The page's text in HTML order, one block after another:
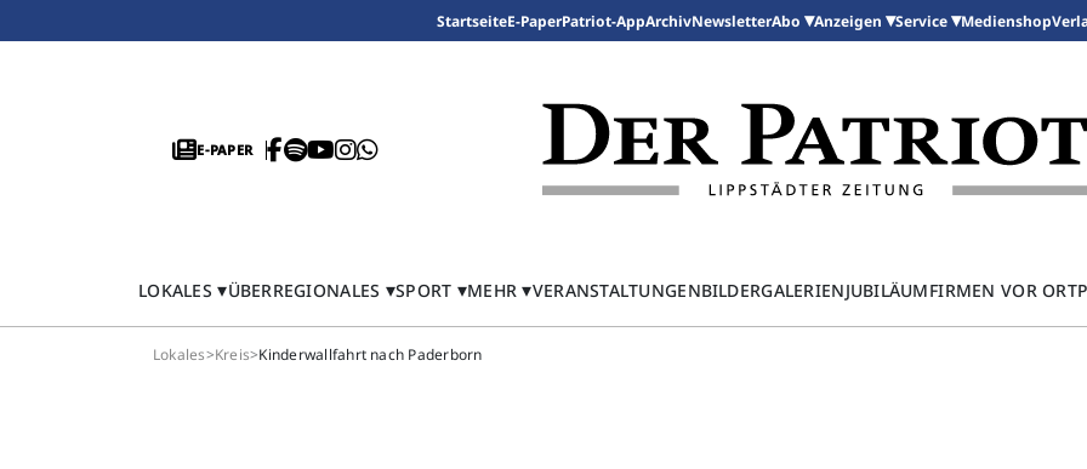
StartseiteE-PaperPatriot-AppArchivNewsletterAbo Anzeigen Service Medienshop
E-PAPER
LOKALES ÜBERREGIONALES SPORT MEHR VERANSTALTUNGENBILDERGALERIENJUBILÄUMFIRMEN VOR ORT
Lokales>Kreis>Kinderwallfahrt nach Paderborn